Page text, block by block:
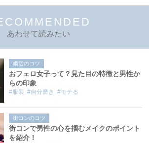
あわせて読みたい
婚活のコツ
おフェロ女子って？見た目の特徴と男性か
らの印象
#服装 #自分磨き #モテる
街コンのコツ
街コンで男性の心を掴むメイクのポイント
を紹介！